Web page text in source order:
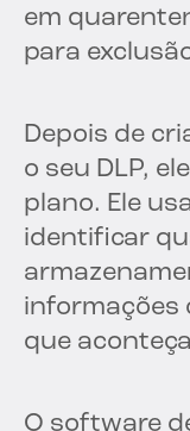
em
para
Depois de
o seu DLP,
plano. Ele
identificar
informações
que
O software